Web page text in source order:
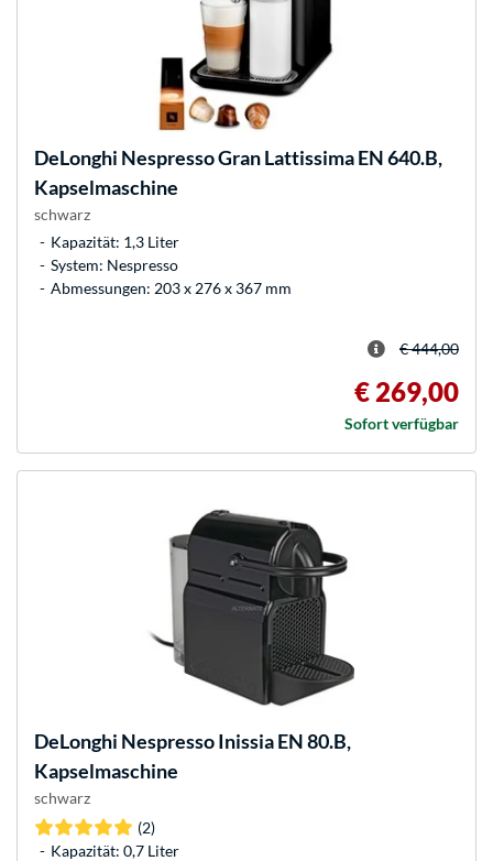
DeLonghi Nespresso Gran Lattissima EN 640.B,
Kapselmaschine
schwarz
Kapazität: 1,3 Liter
System: Nespresso
Abmessungen: 203 x 276 x 367 mm
€ 444,00
€ 269,00
Sofort verfügbar
DeLonghi Nespresso Inissia EN 80.B,
Kapselmaschine
schwarz
(2)
Kapazität: 0,7 Liter